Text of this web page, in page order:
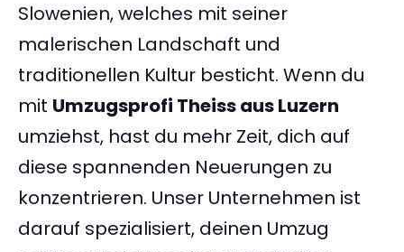
Slowenien, welches mit seiner
malerischen Landschaft und
traditionellen Kultur besticht. Wenn du
mit Umzugsprofi Theiss aus Luzern
umziehst, hast du mehr Zeit, dich auf
diese spannenden Neuerungen zu
konzentrieren. Unser Unternehmen ist
darauf spezialisiert, deinen Umzug